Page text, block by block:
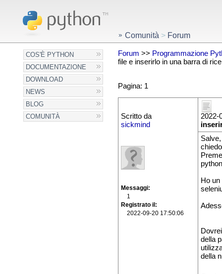
COS'È PYTHON
DOCUMENTAZIONE
DOWNLOAD
NEWS
BLOG
COMUNITÀ
Comunità > Forum
Forum >> Programmazione
file e inserirlo in una barra di
Pagina: 1
Scritto da
sickmind
Messaggi
1
Registrato il
2022-09-20 17:50:06
2022-
Salve,
Ho
della
della